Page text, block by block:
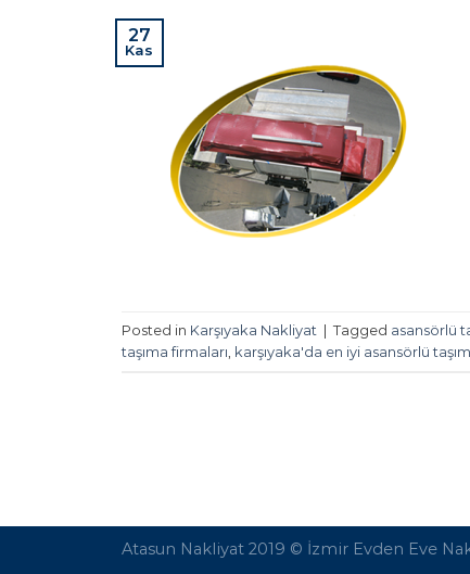
27
Kas
Posted in Karşıyaka Nakliyat | Tagged asansörlü
taşıma firmaları karşıyaka'da en iyi asansörlü
Atasun Nakliyat 2019 © İzmir Evden Eve